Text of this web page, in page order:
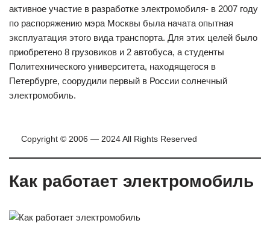
активное участие в разработке электромобиля- в 2007 году
по распоряжению мэра Москвы была начата опытная
эксплуатация этого вида транспорта. Для этих целей было
приобретено 8 грузовиков и 2 автобуса, а студенты
Политехнического университета, находящегося в
Петербурге, соорудили первый в России солнечный
электромобиль.
Copyright © 2006 — 2024 All Rights Reserved
Как работает электромобиль